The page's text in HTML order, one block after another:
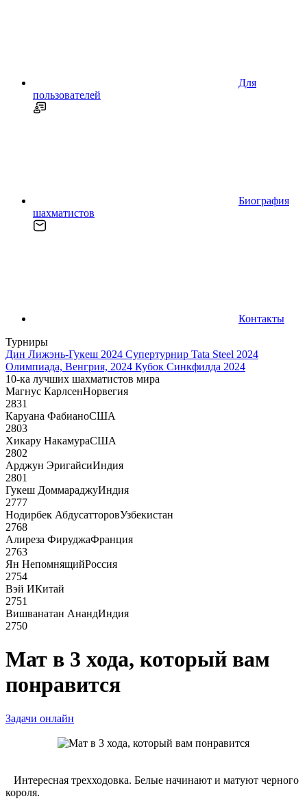
Для
пользователей
Биография
шахматистов
Контакты
Турниры
Дин Лижэнь-Гукеш 2024 Супертурнир Tata Steel 2024
Олимпиада, Венгрия, 2024 Кубок Синкфилда 2024
10-ка лучших шахматистов мира
Магнус КарлсенНорвегия
2831
Каруана ФабианоСША
2803
Хикару НакамураСША
2802
Арджун ЭригайсиИндия
2801
Гукеш ДоммараджуИндия
2777
Нодирбек АбдусатторовУзбекистан
2768
Алиреза ФируджаФранция
2763
Ян НепомнящийРоссия
2754
Вэй ИКитай
2751
Вишванатан АнандИндия
2750
Мат в 3 хода, который вам
понравится
Задачи онлайн
Интересная трехходовка. Белые начинают и матуют черного
короля.